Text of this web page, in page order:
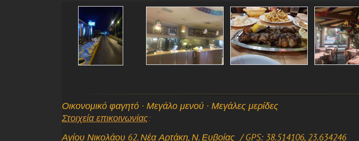
Οικονομικό φαγητό · Μεγάλο μενού · Μεγάλες μερίδες
Στοιχεία επικοινωνίας:
Αγίου Νικολάου 62. Νέα Αρτάκη, Ν. Ευβοίας / GPS: 38.514106, 23.634246